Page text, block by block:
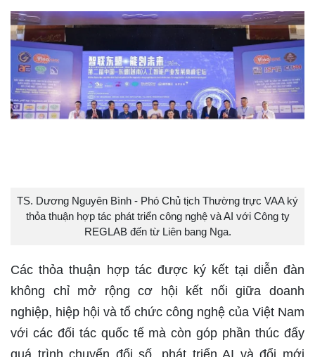
TS. Dương Nguyên Bình - Phó Chủ tịch Thường trực VAA ký
thỏa thuận hợp tác phát triển công nghệ và AI với Công ty
REGLAB đến từ Liên bang Nga.
Các thỏa thuận hợp tác được ký kết tại diễn đàn
không chỉ mở rộng cơ hội kết nối giữa doanh
nghiệp, hiệp hội và tổ chức công nghệ của Việt Nam
với các đối tác quốc tế mà còn góp phần thúc đẩy